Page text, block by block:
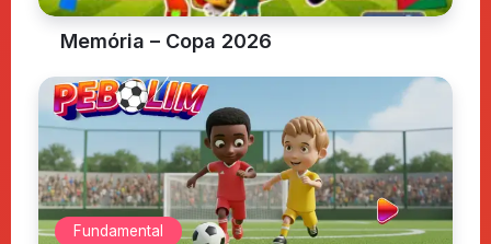
Memória – Copa 2026
Fundamental